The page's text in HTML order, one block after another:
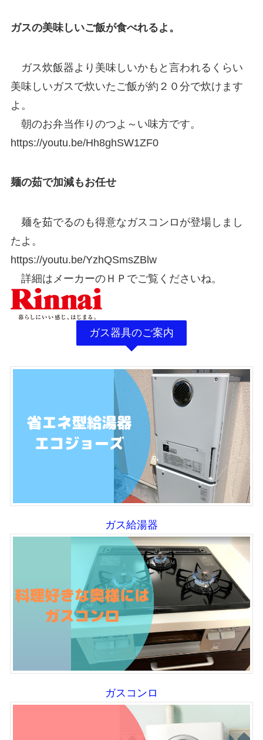
ガスの美味しいご飯が食べれるよ。
ガス炊飯器より美味しいかもと言われるくらい
美味しいガスで炊いたご飯が約２０分で炊けます
よ。
朝のお弁当作りのつよ～い味方です。
https://youtu.be/Hh8ghSW1ZF0
麺の茹で加減もお任せ
麺を茹でるのも得意なガスコンロが登場しまし
たよ。
https://youtu.be/YzhQSmsZBlw
詳細はメーカーのＨＰでご覧くださいね。
ガス器具のご案内
ガス給湯器
ガスコンロ